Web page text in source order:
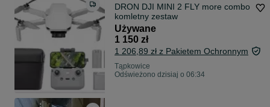
DRON DJI MINI 2 FLY more combo
komletny zestaw
Używane
1 150 zł
1 206,89 zł z Pakietem Ochronnym
Tąpkowice
Odświeżono dzisiaj o 06:34